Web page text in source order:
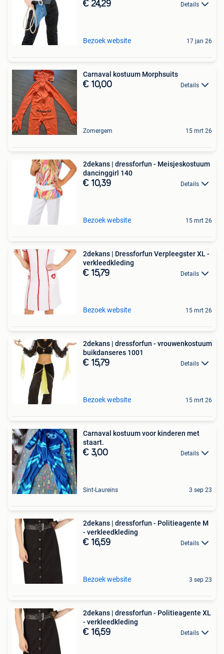
€ 24,29 Details
Bezoek website 17 jan 26
Carnaval kostuum Morphsuits
€ 10,00 Details
Zomergem 15 mrt 26
2dekans | dressforfun - Meisjeskostuum
dancinggirl 140
€ 10,39 Details
Bezoek website 15 mrt 26
2dekans | Dressforfun Verpleegster XL -
verkleedkleding
€ 15,79 Details
Bezoek website 15 mrt 26
2dekans | dressforfun - vrouwenkostuum
buikdanseres 1001
€ 15,79 Details
Bezoek website 15 mrt 26
Carnaval kostuum voor kinderen met
staart.
€ 3,00 Details
Sint-Laureins 3 sep 23
2dekans | dressforfun - Politieagente M
- verkleedkleding
€ 16,59 Details
Bezoek website 3 sep 23
2dekans | dressforfun - Politieagente XL
- verkleedkleding
€ 16,59 Details